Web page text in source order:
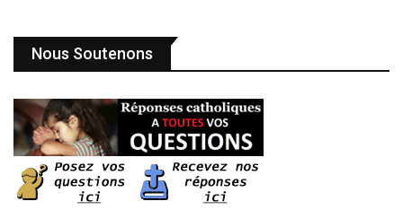
Nous Soutenons